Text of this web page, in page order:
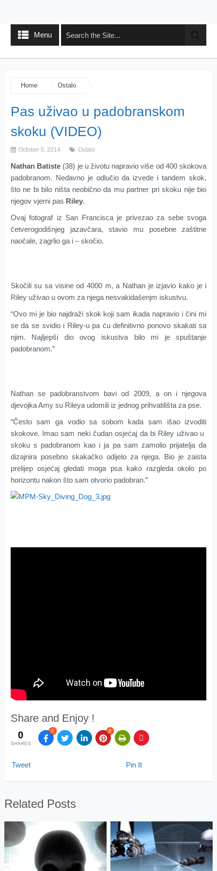
Menu
Home Ostalo
Pas uživao u padobranskom
skoku (VIDEO)
October 5, 2014 Ostalo
Nathan Batiste (38) je u životu napravio više od 400skokova
padobranom. Nedavno je odlučio da izvede i tandem skok,
što ne bi bilo ništa neobično da mu partner pri skoku nije bio
njegov vjerni pas Riley.
Ovaj fotograf iz San Franciscaje privezao za sebe svoga
četverogodišnjeg jazavčara,stavio mu posebnezaštitne
naočale, zagrlio ga i – skočio.
Skočili su sa visineod 4000 m, a Nathan jeizjavio kako je i
Riley uživao uovom za njega nesvakidašenjm iskustvu.
“Ovo mi je bio najdraži skok kojisam ikada napravio i čini mi
se da se svidio i Riley-upa ću definitivno ponovo skakati sa
njim. Najljepši dio ovog iskustva
bilo mi je spuštanje
padobranom.”
Nathan se padobranstvom baviod 2009, a on i njegova
djevojkaAmysu Rileya udomili iz jednog prihvatilišta za pse.
“Često sam ga vodio sa sobom kada sam išao izvoditi
skokove. Imao sam nekičudan osjećaj da bi Riley uživaou
skoku s padobranom kao i ja pa sam zamolio prijatelja da
dizajnira posebno skakačko odijelo za njega. Bio je zaista
prelijep osjećaj gledati moga psa kako razgleda okolo po
horizontu nakon što sam otvorio padobran.”
Share and Enjoy !
0
SHARES
0 0
Tweet Pin It
Related Posts